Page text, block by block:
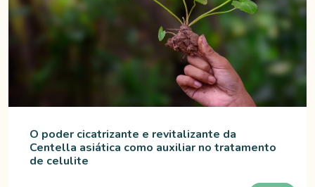
O poder cicatrizante e revitalizante da
Centella asiática como auxiliar no tratamento
de celulite